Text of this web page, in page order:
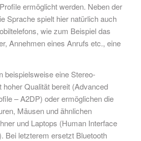
ermöglicht werden. Neben der
Sprache spielt hier natürlich auch
wie zum Beispiel das
Annehmen eines Anrufs etc., eine
beispielsweise eine Stereo-
hoher Qualität bereit (Advanced
– A2DP) oder ermöglichen die
Mäusen und ähnlichen
und Laptops (Human Interface
Bei letzterem ersetzt Bluetooth